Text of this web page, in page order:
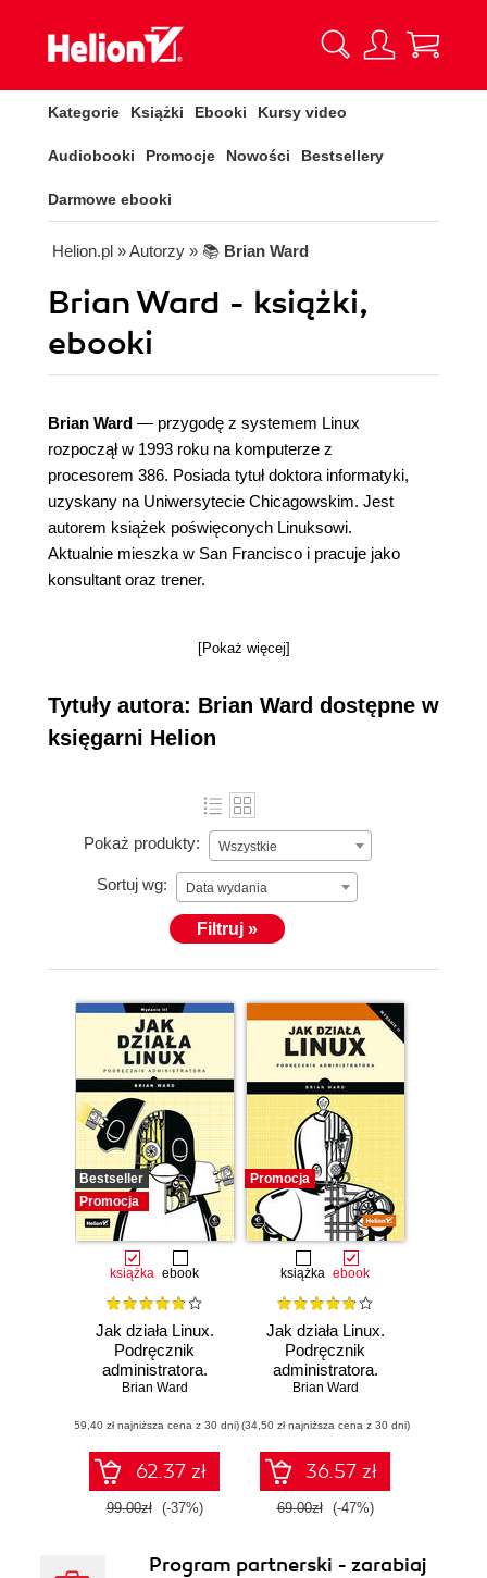
Kategorie Książki Ebooki Kursy video
Audiobooki Promocje Nowości Bestsellery
Darmowe ebooki
Helion.pl » Autorzy » 📚 Brian Ward
Brian Ward - książki,
ebooki
Brian Ward — przygodę z systemem Linux
rozpoczął w 1993 roku na komputerze z
procesorem 386. Posiada tytuł doktora informatyki,
uzyskany na Uniwersytecie Chicagowskim. Jest
autorem książek poświęconych Linuksowi.
Aktualnie mieszka w San Francisco i pracuje jako
konsultant oraz trener.
[Pokaż więcej]
Tytuły autora: Brian Ward dostępne w
księgarni Helion
Pokaż produkty: Wszystkie
Sortuj wg: Data wydania
Filtruj »
Bestseller
Promocja
książka ebook
Jak działa Linux.
Podręcznik
administratora.
Wydanie III
Brian Ward
(59,40 zł najniższa cena z 30 dni)
62.37 zł
99.00zł (-37%)
Promocja
książka ebook
Jak działa Linux.
Podręcznik
administratora.
Wydanie II
Brian Ward
(34,50 zł najniższa cena z 30 dni)
36.57 zł
69.00zł (-47%)
Program partnerski - zarabiaj